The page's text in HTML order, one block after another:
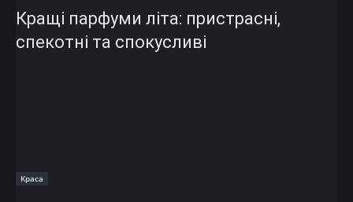
Кращі парфуми літа: пристрасні,
спекотні та спокусливі
Краса